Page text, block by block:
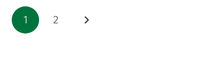
Paginação
dos
1 2